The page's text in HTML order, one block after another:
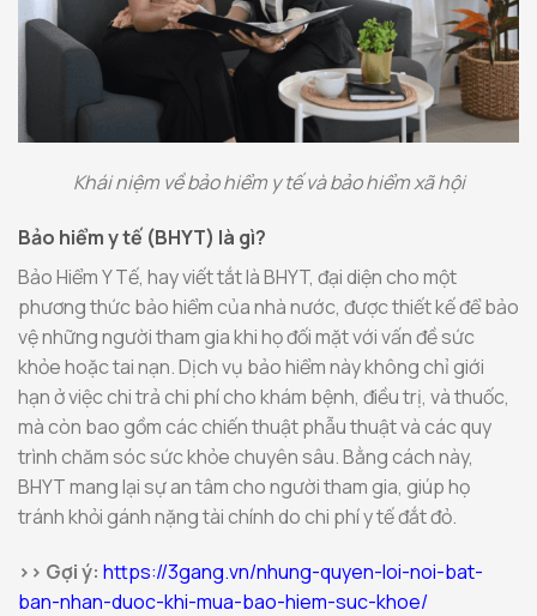
Khái niệm về bảo hiểm y tế và bảo hiểm xã hội
Bảo hiểm y tế (BHYT) là gì?
Bảo Hiểm Y Tế, hay viết tắt là BHYT, đại diện cho một
phương thức bảo hiểm của nhà nước, được thiết kế để bảo
vệ những người tham gia khi họ đối mặt với vấn đề sức
khỏe hoặc tai nạn. Dịch vụ bảo hiểm này không chỉ giới
hạn ở việc chi trả chi phí cho khám bệnh, điều trị, và thuốc,
mà còn bao gồm các chiến thuật phẫu thuật và các quy
trình chăm sóc sức khỏe chuyên sâu. Bằng cách này,
BHYT mang lại sự an tâm cho người tham gia, giúp họ
tránh khỏi gánh nặng tài chính do chi phí y tế đắt đỏ.
>> Gợi ý: https://3gang.vn/nhung-quyen-loi-noi-bat-
ban-nhan-duoc-khi-mua-bao-hiem-suc-khoe/